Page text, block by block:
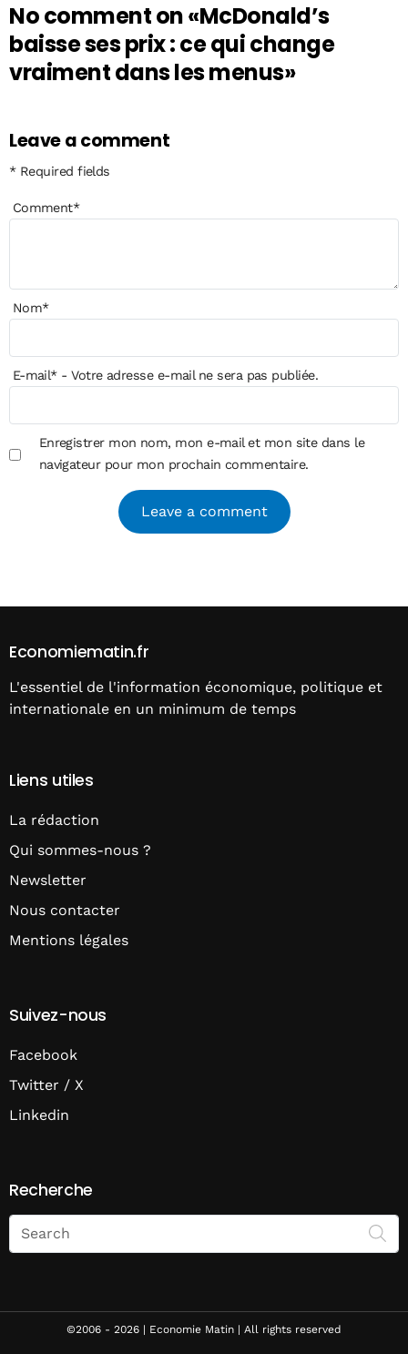
No comment on«McDonald’s
baisse ses prix : ce qui change
vraiment dans les menus»
Leave a comment
* Required fields
Comment*
Nom*
E-mail*- Votre adresse e-mail ne sera pas publiée.
Enregistrer mon nom, mon e-mail et mon site dans le
navigateur pour mon prochain commentaire.
Economiematin.fr
L'essentiel de l'information économique, politique et
internationale en un minimum de temps
Liens utiles
La rédaction
Qui sommes-nous ?
Newsletter
Nous contacter
Mentions légales
Suivez-nous
Facebook
Twitter / X
Linkedin
Recherche
Search
on
Economie
©2006 - 2026 | Economie Matin | All rights reserved